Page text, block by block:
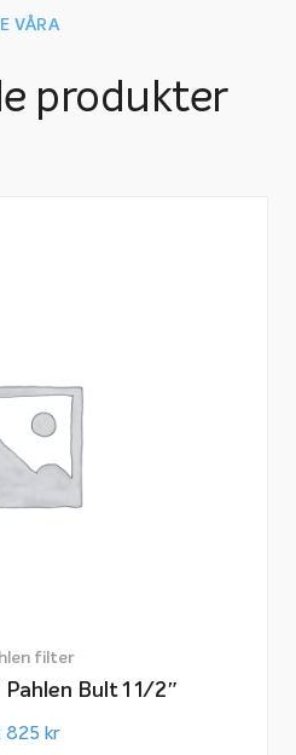
VÅRA
produkter
filter
Bult 1 1/2″
825 kr